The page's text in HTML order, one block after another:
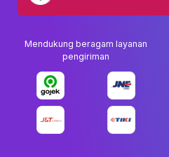
Mendukung beragam layanan
pengiriman